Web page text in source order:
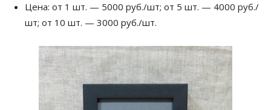
Цена: от 1 шт. — 5000 руб./шт; от 5 шт. — 4000 руб./
шт; от 10 шт. — 3000 руб./шт.